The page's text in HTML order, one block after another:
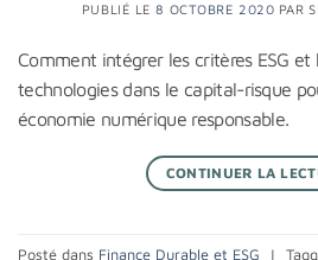
PUBLIÉ LE8 OCTOBRE 2020 PAR
Comment intégrer les critères ESG et
technologies dans le capital-risque
économie numérique responsable.
CONTINUER LA
Posté dans Finance Durable et ESG |